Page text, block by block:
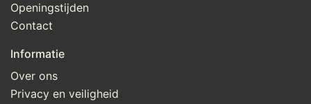
Openingstijden
Contact
Informatie
Over ons
Privacy en veiligheid